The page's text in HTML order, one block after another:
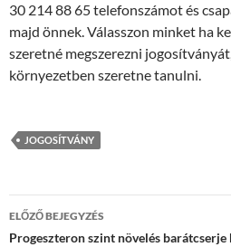
30 214 88 65 telefonszámot és
majd önnek. Válasszon minket ha
szeretné megszerezni
környezetben szeretne tanulni.
JOGOSÍTVÁNY
Bejegyzés
navigáció
ELŐZŐ BEJEGYZÉS
Progeszteron szint növelés